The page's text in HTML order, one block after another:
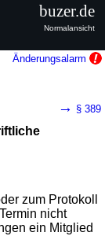
Änderungsalarm
BGBl. 2026 I Nr.
→ § 389
zum Protokoll
nicht
ein Mitglied
buzer.de
Normalansicht